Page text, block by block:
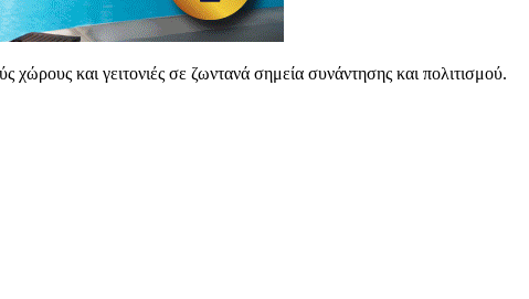
και γειτονιές σε ζωντανά σημεία συνάντησης και πολιτισμού.